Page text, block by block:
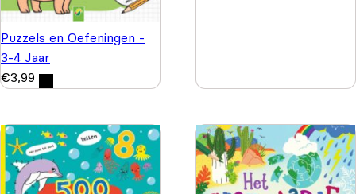
Puzzels en Oefeningen -
3-4 Jaar
€3,99